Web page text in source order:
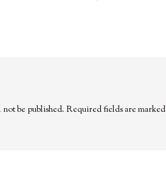
be published. Required fields are marked